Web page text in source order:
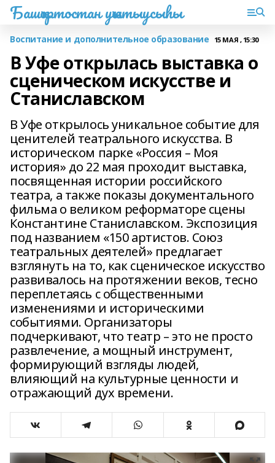
Башҡортостан уҡытыусыһы
Воспитание и дополнительное образование 15 МАЯ , 15:30
В Уфе открылась выставка о
сценическом искусстве и
Станиславском
В Уфе открылось уникальное событие для
ценителей театрального искусства. В
историческом парке «Россия – Моя
история» до 22 мая проходит выставка,
посвященная истории российского
театра, а также показы документального
фильма о великом реформаторе сцены
Константине Станиславском. Экспозиция
под названием «150 артистов. Союз
театральных деятелей» предлагает
взглянуть на то, как сценическое искусство
развивалось на протяжении веков, тесно
переплетаясь с общественными
изменениями и историческими
событиями. Организаторы
подчеркивают, что театр – это не просто
развлечение, а мощный инструмент,
формирующий взгляды людей,
влияющий на культурные ценности и
отражающий дух времени.